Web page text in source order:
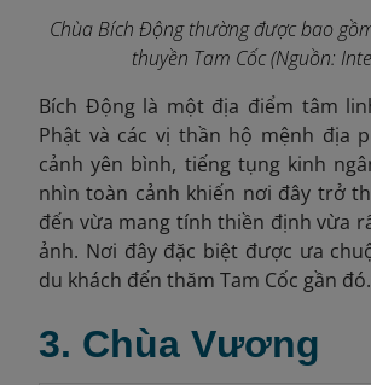
Chùa Bích Động thường được bao
thuyền Tam Cốc (Nguồn:
Bích Động là một địa điểm tâm
Phật và các vị thần hộ mệnh địa
cảnh yên bình, tiếng tụng kinh
nhìn toàn cảnh khiến nơi đây trở
đến vừa mang tính thiền định vừa
ảnh. Nơi đây đặc biệt được ưa
du khách đến thăm Tam Cốc gần đó.
3. Chùa Vương